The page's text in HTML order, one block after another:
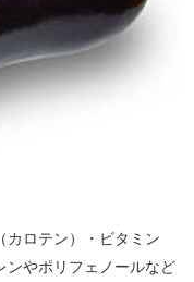
カロテン）・ビタミン
ンやポリフェノールなど